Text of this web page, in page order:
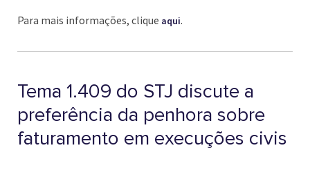
Para mais informações, clique aqui.
Tema 1.409 do STJ discute a
preferência da penhora sobre
faturamento em execuções civis